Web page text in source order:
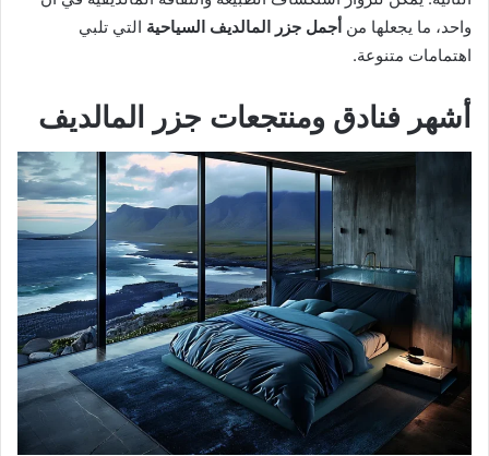
واحد، ما يجعلها من أجمل جزر المالديف السياحية التي تلبي
اهتمامات متنوعة.
أشهر فنادق ومنتجعات جزر المالديف